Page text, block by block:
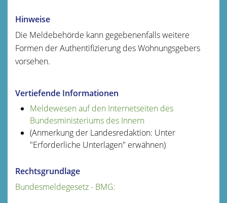
Hinweise
Die Meldebehörde kann gegebenenfalls weitere
Formen der Authentifizierung des Wohnungsgebers
vorsehen.
Vertiefende Informationen
Meldewesen auf den Internetseiten des
Bundesministeriums des Innern
(Anmerkung der Landesredaktion: Unter
"Erforderliche Unterlagen" erwähnen)
Rechtsgrundlage
Bundesmeldegesetz - BMG: